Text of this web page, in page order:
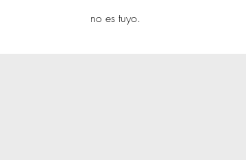
no es tuyo.